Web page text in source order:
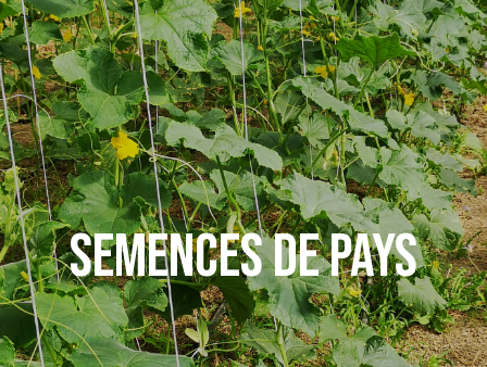
SEMENCES DE PAYS